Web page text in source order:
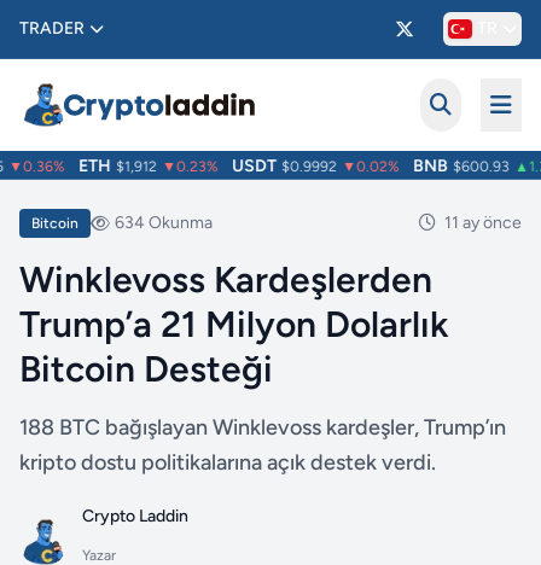
TRADER
ETH $1,912 ▼0.23% USDT $0.9992 ▼0.02% BNB $600.93
Bitcoin 634 Okunma 11 ay önce
Winklevoss Kardeşlerden
Trump’a 21 Milyon Dolarlık
Bitcoin Desteği
188 BTC bağışlayan Winklevoss kardeşler, Trump’ın
kripto dostu politikalarına açık destek verdi.
Crypto Laddin
Yazar